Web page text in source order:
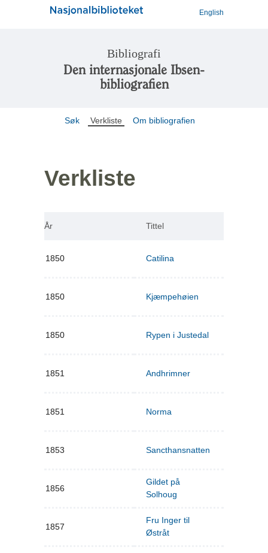
English
Bibliografi
Den internasjonale Ibsen-
bibliografien
Søk Verkliste Om bibliografien
Verkliste
År Tittel
1850 Catilina
1850 Kjæmpehøien
1850 Rypen i Justedal
1851 Andhrimner
1851 Norma
1853 Sancthansnatten
1856
Gildet på
Solhoug
1857
Fru Inger til
Østråt